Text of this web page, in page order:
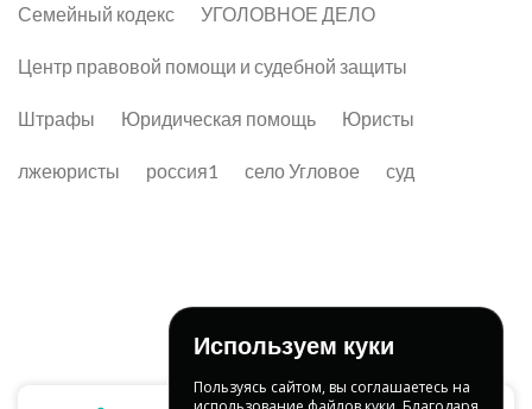
Семейный кодекс УГОЛОВНОЕ ДЕЛО
Центр правовой помощи и судебной защиты
Штрафы Юридическая помощь Юристы
лжеюристы россия1 село Угловое суд
Используем куки
Пользуясь сайтом, вы соглашаетесь на